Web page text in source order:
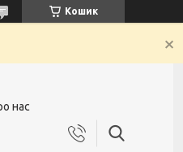
Кошик
нас